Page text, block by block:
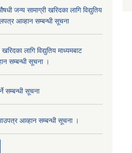
जन्य सामाग्री खरिदका लागि विद्युतिय
आव्हान सम्बन्धी सूचना
लागि विद्युतिय माध्यमबाट
सम्बन्धी सूचना ।
सम्बन्धी सूचना
आव्हान सम्बन्धी सूचना ।